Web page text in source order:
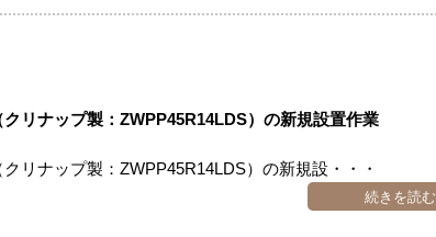
リナップ製：ZWPP45R14LDS）の新規設置作業
リナップ製：ZWPP45R14LDS）の新規設・・・
続きを読む